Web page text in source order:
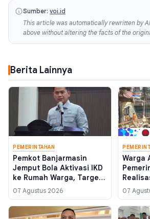
Sumber: voi.id
This article was automatically rewritten by
above without altering the facts of the
Berita Lainnya
PEMERINTAHAN
Pemkot Banjarmasin
Jemput Bola Aktivasi IKD
ke Rumah Warga, Target
Percepatan Layanan
Digital 2026
07 Agustus 2026
Warga
Akhir
07